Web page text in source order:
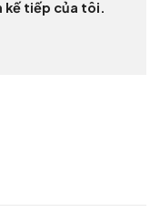
kế tiếp của tôi.